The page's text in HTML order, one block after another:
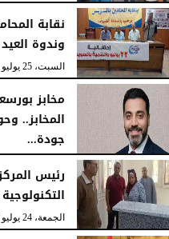
نقابة
وندوة العيد 74 لثورة 23 يوليو
السبت، 25 يوليو 2026
مخابز
المخابز..
جودة...
السبت، 25 يوليو 2026 05:41 مـ
رئيس
الجمعة، 24 يوليو 2026